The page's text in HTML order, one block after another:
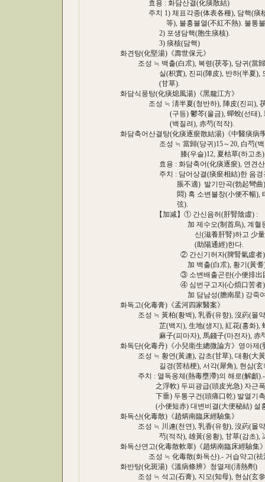
효용 : 화담산결(化痰散結)
주치 1) 체표각종(体表各種), 담핵(痰核
等), 불홍불열(不紅不熱). 불통불경(
2) 포생담핵(胞生痰核).
3) 痰核(담핵)
화견탕(化堅湯)《壽世保元》
조성 ≒ 백출(白朮), 복령(茯苓), 당귀(當歸
실(枳實), 진피(陣皮), 반하(半夏), 도인
(甘草).
화담식풍탕(化痰熄風湯)《黑龍江方》
조성 ≒ 淸半夏(청반하), 陣皮(진피), 茯
(구등) 鬱芩(울금), 蟬蛻(선태), 珍珠
(백질려), 赤芍(적작).
화담축어산결탕(化痰逐瘀散結湯)《中醫痰病
조성 ≒ 當歸(당귀)15～20, 白芍(백작
膝(우슬)12, 夏枯草(하고초), 牡蠣(
효용 : 화담축어(化痰逐瘀), 연견산
주치 : 담어상결(痰瘀相結)한 음경경결
脹不適) 발기만곡(勃起彎曲), 심번
悶) 혹 소변불창(小便不暢), 태니(苔
弦).
【加减】① 간신음허(肝腎陰虛) :
加 제수오(制首烏), 계혈등(鷄血
신(滋養肝腎)하고 少量 계지(桂
(助陽通經)한다.
② 간신기허자(脾腎氣虛者)
加 백출(白朮), 황기(黃耆), 생맥
③ 소변배출곤란(小便排出困難) :
④ 심번구고자(心煩口苦者)
加 담남성(膽南星) 강죽여(姜
화독고(化毒膏)《孟河四家醫案》
조성 ≒ 黃柏(황백), 乳香(유향), 沒葯(몰약
芷(백지), 生地(생지), 紅花(홍화), 蛇脫
麻子(피마자), 馬錢子(마전자), 赤芍
화독단(化毒丹)《小兒衛生總微論方》영아제(
조성 ≒ 황연(黃連), 감초(甘草), 대황(大黃
길경(苦桔梗), 서각(犀角), 현삼(玄參
주치 : 열독옹체(熱毒壅滯)의 해로(解顱).-
之浮軟) 두피광급(頭皮光急) 자근폭로(
下垂) 두통구건(頭痛口乾) 발열기촉(發
(小便短赤) 대변비결(大便秘結) 설홍태
화독산(化毒散)《趙炳南臨床經驗集》
조성 ≒ 川連(천연), 乳香(유향), 沒葯(몰약
芍(적작), 雄黃(웅황), 甘草(감초), 冰
화독산연고(化毒散軟睾)《趙炳南臨床經驗集
조성 ≒ 化毒散(화독산).- 거습약고(祛
화반탕(化斑湯)《溫病條辨》청열제(淸熱劑)
조성 ≒ 석고(石膏), 지모(知母), 현삼(玄參